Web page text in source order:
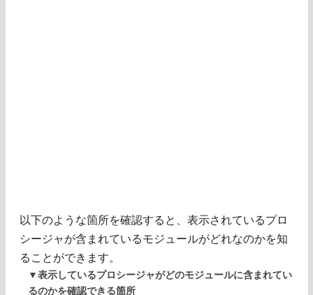
以下のような箇所を確認すると、表示されているプロ
シージャが含まれているモジュールがどれなのかを知
ることができます。
▼表示しているプロシージャがどのモジュールに含まれてい
るのかを確認できる箇所